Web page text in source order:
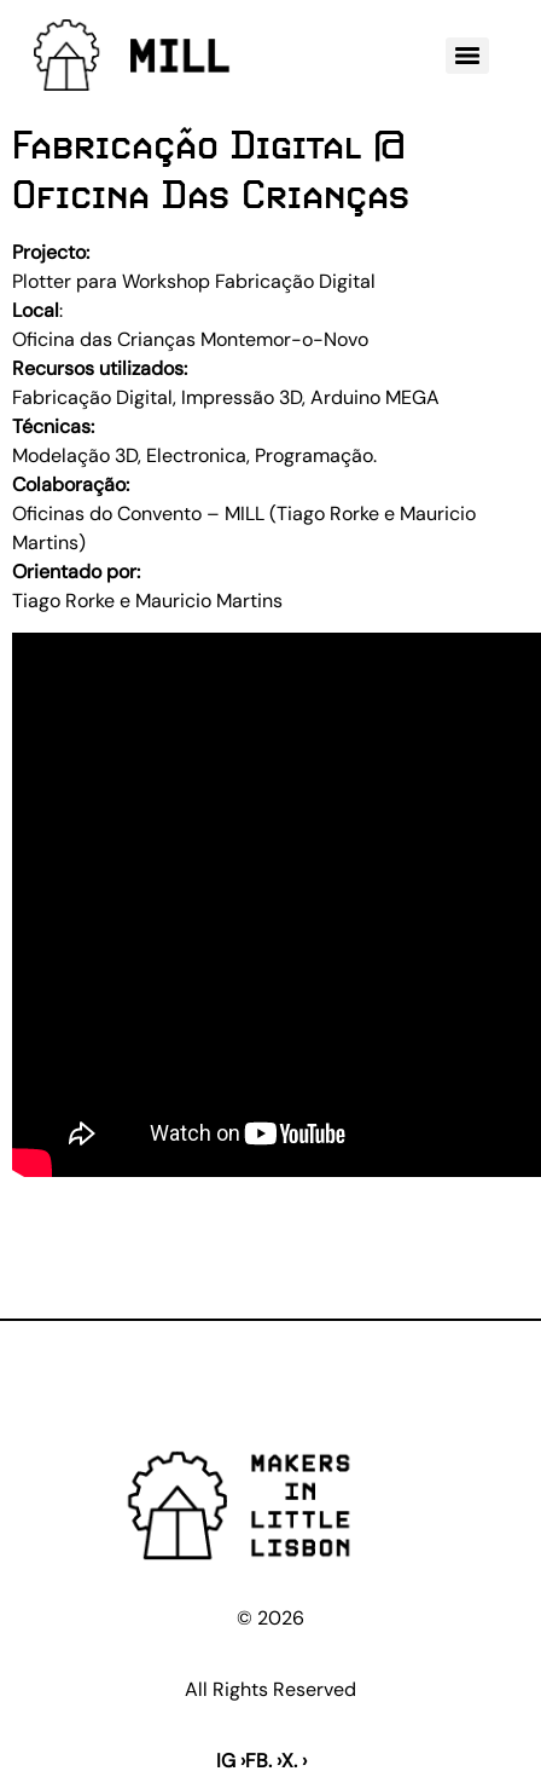
Fabricação Digital @
Oficina Das Crianças
Projecto:
Plotter para Workshop Fabricação Digital
Local:
Oficina das Crianças Montemor-o-Novo
Recursos utilizados:
Fabricação Digital, Impressão 3D, Arduino MEGA
Técnicas:
Modelação 3D, Electronica, Programação.
Colaboração:
Oficinas do Convento – MILL (Tiago Rorke e Mauricio
Martins)
Orientado por:
Tiago Rorke e Mauricio Martins
© 2026
All Rights Reserved
IG ›FB. ›X. ›